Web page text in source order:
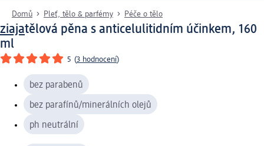
Domů Pleť, tělo & parfémy Péče o tělo
ziajatělová pěna s anticelulitidním účinkem, 160
ml
5 (3 hodnocení)
bez parabenů
bez parafínů/minerálních olejů
ph neutrální